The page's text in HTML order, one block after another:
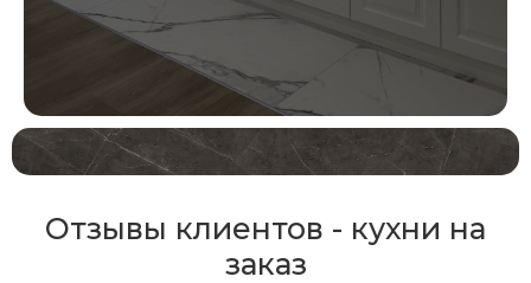
Отзывы клиентов - кухни на
заказ